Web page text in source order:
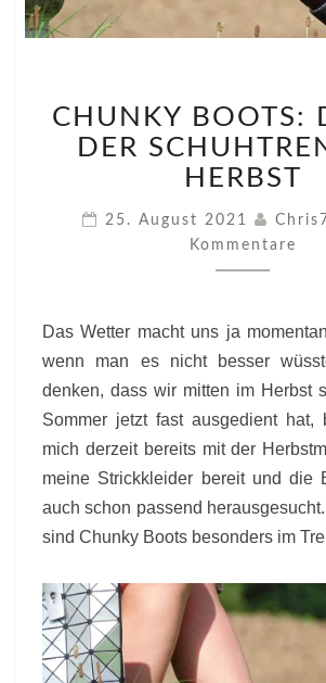
BOOTS:
DAS
IST
DER
CHUNKY BOOTS:
DER
HERBST
25. August 2021
Kommentare
Das Wetter macht uns ja
wenn man es nicht besser
denken, dass wir mitten im Herbst
Sommer jetzt fast ausgedient hat,
mich derzeit bereits mit der
meine Strickkleider bereit und die
auch schon passend
sind Chunky Boots besonders im